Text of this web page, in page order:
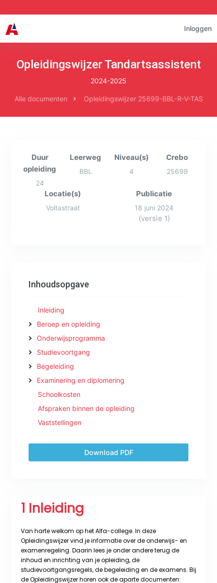
Inloggen
Opleidingswijzer Tandartsassistent
2024-2025
Alle documenten Opleidingswijzer 25699-BBL-R-V-TAS
Duur
opleiding
24
Leerweg
BBL
Niveau(s)
4
Crebo
25699
Locatie(s)
Voltastraat
Publicatie
18 juni 2024
(versie 1)
Inhoudsopgave
Inleiding
Beroep en opleiding
Onderwijsprogramma
Studievoortgang
Begeleiding
Examinering en diplomering
Schoolkosten
Afspraken binnen de opleiding
Vaststellingen
Download PDF